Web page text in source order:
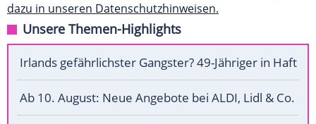
dazu in unseren Datenschutzhinweisen.
Unsere Themen-Highlights
Irlands gefährlichster Gangster? 49-Jähriger in Haft
Ab 10. August: Neue Angebote bei ALDI, Lidl & Co.